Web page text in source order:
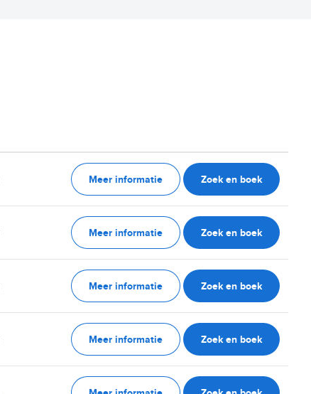
Meer informatie Zoek en boek
Meer informatie Zoek en boek
Meer informatie Zoek en boek
Meer informatie Zoek en boek